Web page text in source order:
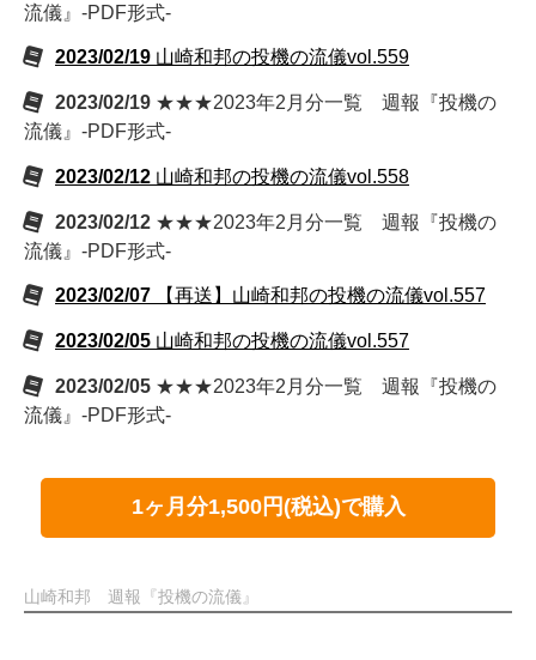
流儀』-PDF形式-
2023/02/19 山崎和邦の投機の流儀vol.559
2023/02/19 ★★★2023年2月分一覧 週報『投機の
流儀』-PDF形式-
2023/02/12 山崎和邦の投機の流儀vol.558
2023/02/12 ★★★2023年2月分一覧 週報『投機の
流儀』-PDF形式-
2023/02/07 【再送】山崎和邦の投機の流儀vol.557
2023/02/05 山崎和邦の投機の流儀vol.557
2023/02/05 ★★★2023年2月分一覧 週報『投機の
流儀』-PDF形式-
1ヶ月分1,500円(税込)で購入
山崎和邦 週報『投機の流儀』